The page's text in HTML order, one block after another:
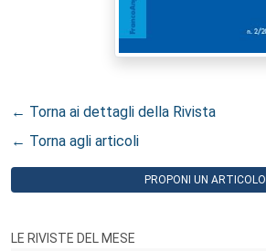
← Torna ai dettagli della Rivista
← Torna agli articoli
PROPONI UN ARTICOLO
LE RIVISTE DEL MESE